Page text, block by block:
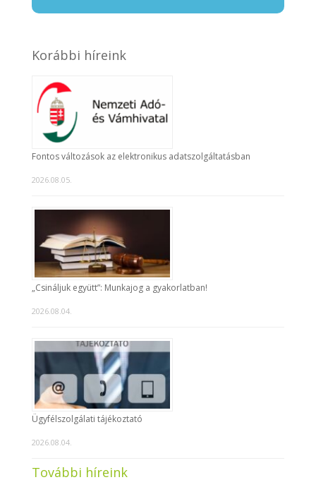
Korábbi híreink
Fontos változások az elektronikus adatszolgáltatásban
2026.08.05.
„Csináljuk együtt”: Munkajog a gyakorlatban!
2026.08.04.
Ügyfélszolgálati tájékoztató
2026.08.04.
További híreink